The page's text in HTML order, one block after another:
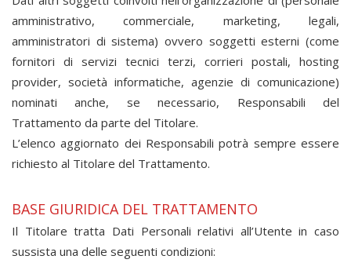
amministrativo, commerciale, marketing, legali,
amministratori di sistema) ovvero soggetti esterni (come
fornitori di servizi tecnici terzi, corrieri postali, hosting
provider, società informatiche, agenzie di comunicazione)
nominati anche, se necessario, Responsabili del
Trattamento da parte del Titolare.
L’elenco aggiornato dei Responsabili potrà sempre essere
richiesto al Titolare del Trattamento.
BASE GIURIDICA DEL TRATTAMENTO
Il Titolare tratta Dati Personali relativi all’Utente in caso
sussista una delle seguenti condizioni: